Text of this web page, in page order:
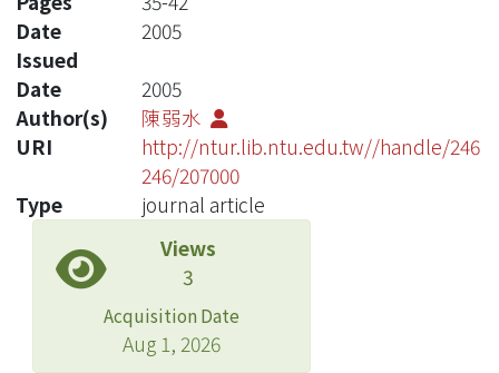
Date
Issued
2005
Date
2005
Author(s)
陳弱水
URI
http://ntur.lib.ntu.edu.tw//handle/246
246/207000
Type
journal article
Views
3
Acquisition Date
Aug 1, 2026